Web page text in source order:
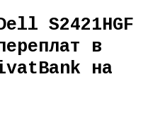
S2421HGF
в
на